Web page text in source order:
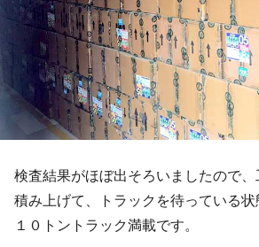
検査結果がほぼ出そろいましたので
積み上げて、トラックを待っている
１０トントラック満載です。